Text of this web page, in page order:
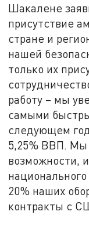
Шакалене
присутствие
стране и
нашей
только их
работу – мы
самыми
следующем
5,25% ВВП. Мы
возможности,
20% наших
контракты с